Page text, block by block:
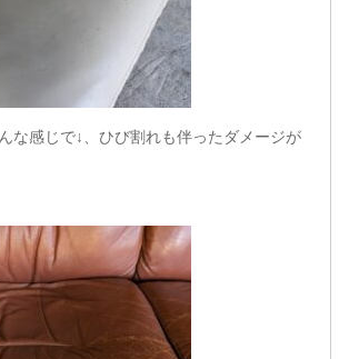
な感じで↓、ひび割れも伴ったダメージが